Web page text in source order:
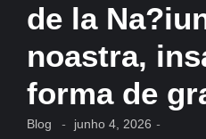
de la
noastra,
forma de
Blog - junho 4, 2026 -